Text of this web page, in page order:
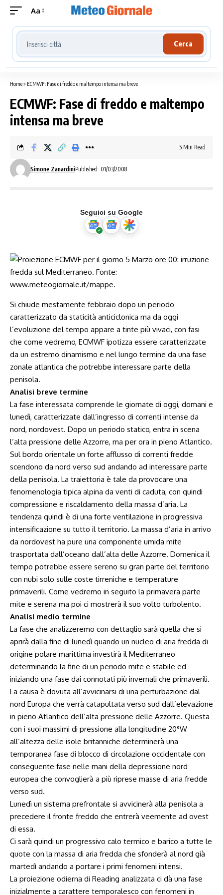
Aa
Cerca località meteo
Cerca
Home» ECMWF: Fase di freddo e maltempo intensa ma breve
ECMWF: Fase di freddo e maltempo
intensa ma breve
Simone ZanardiniPublished: 01/03/2008
5 Min Read
Seguici su Google
Si chiude mestamente febbraio dopo un periodo
caratterizzato da staticità anticiclonica ma da oggi
l’evoluzione del tempo appare a tinte più vivaci, con fasi
che come vedremo, ECMWF ipotizza essere caratterizzate
da un estremo dinamismo e nel lungo termine da una fase
zonale atlantica che potrebbe interessare parte della
penisola.
Analisi breve termine
La fase interessata comprende le giornate di oggi, domani e
lunedì, caratterizzate dall’ingresso di correnti intense da
nord, nordovest. Dopo un periodo statico, entra in scena
l’alta pressione delle Azzorre, ma per ora in pieno Atlantico.
Sul bordo orientale un forte afflusso di correnti fredde
scendono da nord verso sud andando ad interessare parte
della penisola. La traiettoria è tale da provocare una
fenomenologia tipica alpina da venti di caduta, con quindi
compressione e riscaldamento della massa d’aria. La
tendenza quindi è di una forte ventilazione in progressiva
intensificazione su tutto il territorio. La massa d’aria in arrivo
da nordovest ha pure una componente umida mite
trasportata dall’oceano dall’alta delle Azzorre. Domenica il
tempo potrebbe essere sereno su gran parte del territorio
con nubi solo sulle coste tirreniche e temperature
primaverili. Come vedremo in seguito la primavera parte
mite e serena ma poi ci mostrerà il suo volto turbolento.
Analisi medio termine
La fase che analizzeremo con dettaglio sarà quella che si
aprirà dalla fine di lunedì quando un nucleo di aria fredda di
origine polare marittima investirà il Mediterraneo
determinando la fine di un periodo mite e stabile ed
iniziando una fase dai connotati più invernali che primaverili.
La causa è dovuta all’avvicinarsi di una perturbazione dal
nord Europa che verrà catapultata verso sud dall’elevazione
in pieno Atlantico dell’alta pressione delle Azzorre. Questa
con i suoi massimi di pressione alla longitudine 20°W
all’altezza delle isole britanniche determinerà una
temporanea fase di blocco di circolazione occidentale con
conseguente fase nelle mani della depressione nord
europea che convoglierà a più riprese masse di aria fredde
verso sud.
Lunedì un sistema prefrontale si avvicinerà alla penisola a
precedere il fronte freddo che entrerà veemente ad ovest
di essa.
Ci sarà quindi un progressivo calo termico e barico a tutte le
quote con la massa di aria fredda che sfonderà al nord già
martedì andando a portare i primi fenomeni intensi.
La proiezione odierna di Reading analizzata ci dà una fase
inizialmente a carattere temporalesco con fenomeni in